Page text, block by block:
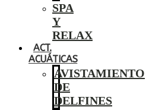
SPA
Y
RELAX
ACT.
ACUÁTICAS
AVISTAMIENTO
DE
DELFINES